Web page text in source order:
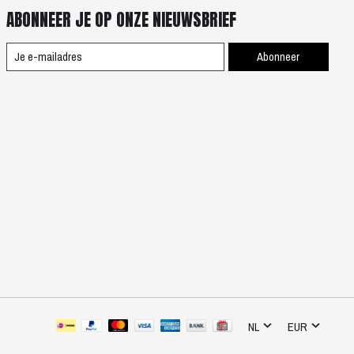
ABONNEER JE OP ONZE NIEUWSBRIEF
Abonneer
NL EUR